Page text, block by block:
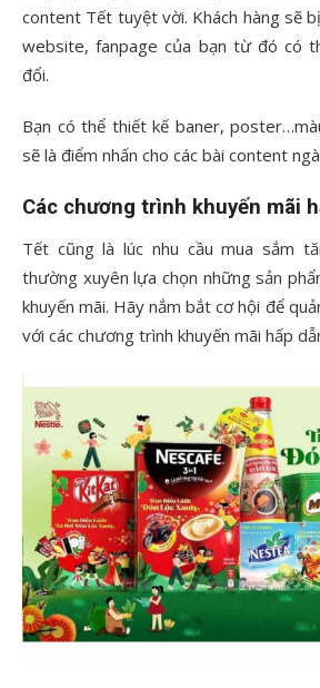
content Tết tuyệt vời. Khách hàng sẽ
website, fanpage của bạn từ đó có
đổi.
Bạn có thể thiết kế baner,
sẽ là điểm nhấn cho các bài content
Các chương trình khuyến mãi
Tết cũng là lúc nhu cầu mua sắm
thường xuyên lựa chọn những sản
khuyến mãi. Hãy nắm bắt cơ hội để
với các chương trình khuyến mãi hấp